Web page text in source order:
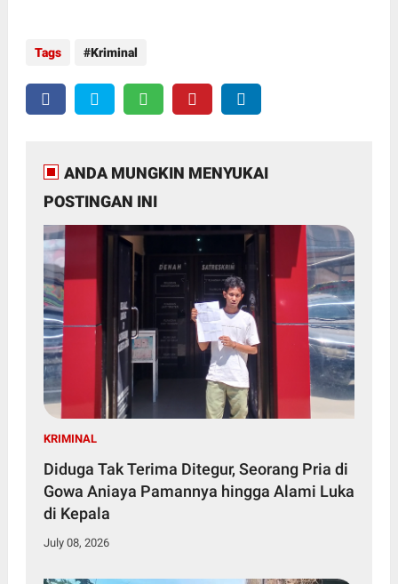
Tags Kriminal
ANDA MUNGKIN MENYUKAI
POSTINGAN INI
KRIMINAL
Diduga Tak Terima Ditegur, Seorang Pria di
Gowa Aniaya Pamannya hingga Alami Luka
di Kepala
July 08, 2026